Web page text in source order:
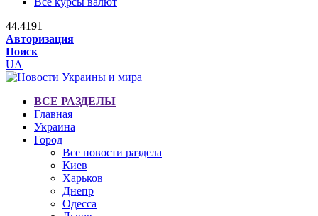
44.4191
Авторизация
Поиск
UA
ВСЕ РАЗДЕЛЫ
Главная
Украина
Город
Все новости раздела
Киев
Харьков
Днепр
Одесса